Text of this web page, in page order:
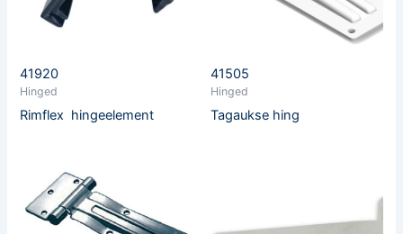
41920
Hinged
Rimflex hingeelement
41505
Hinged
Tagaukse hing